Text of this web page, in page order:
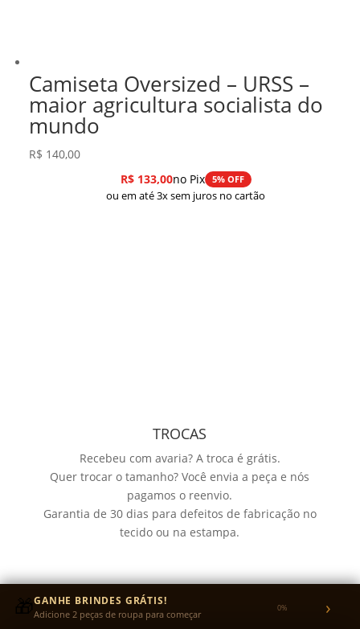
Camiseta Oversized – URSS –
maior agricultura socialista do
mundo
R$ 140,00
R$133,00no Pix 5% OFF
ou em até 3x sem juros no cartão
TROCAS
Recebeu com avaria? A troca é grátis.
Quer trocar o tamanho? Você envia a peça e nós
pagamos o reenvio.
Garantia de 30 dias para defeitos de fabricação no
tecido ou na estampa.
🎁GANHE BRINDES GRÁTIS!
Adicione 2 peças de roupa para começar 0% ›